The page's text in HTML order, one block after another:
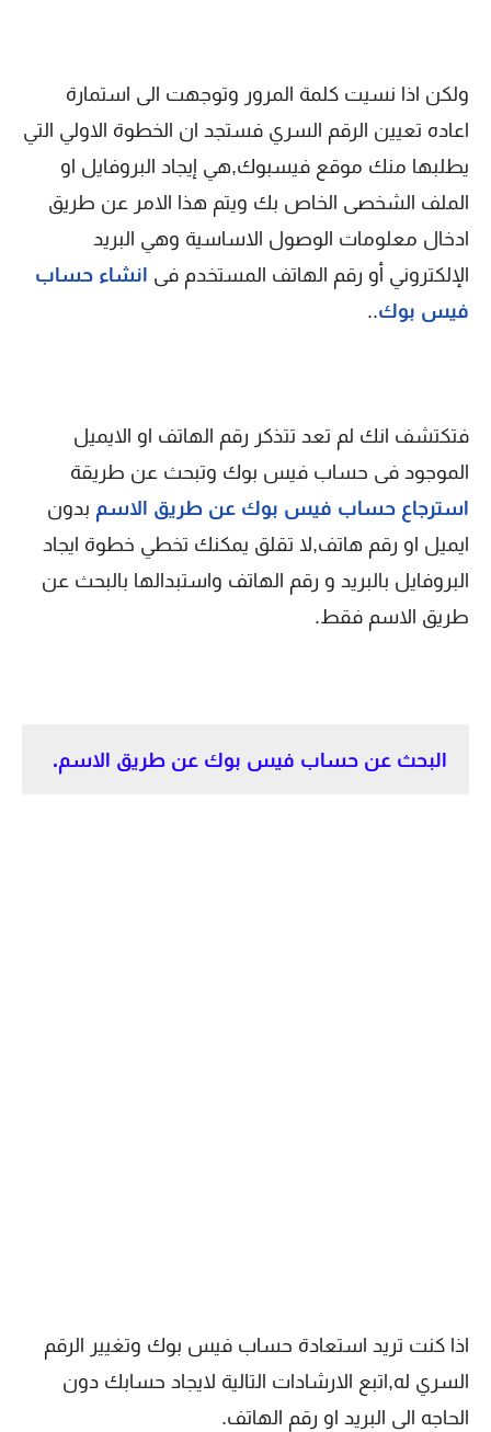
ولكن اذا نسيت كلمة المرور وتوجهت الى استمارة
اعاده تعيين الرقم السري فستجد ان الخطوة الاولي التي
يطلبها منك موقع فيسبوك,هي إيجاد البروفايل او
الملف الشخصى الخاص بك ويتم هذا الامر عن طريق
ادخال معلومات الوصول الاساسية وهي البريد
الإلكتروني أو رقم الهاتف المستخدم فى انشاء حساب
فيس بوك..
فتكتشف انك لم تعد تتذكر رقم الهاتف او الايميل
الموجود فى حساب فيس بوك وتبحث عن طريقة
استرجاع حساب فيس بوك عن طريق الاسم بدون
ايميل او رقم هاتف,لا تقلق يمكنك تخطي خطوة ايجاد
البروفايل بالبريد و رقم الهاتف واستبدالها بالبحث عن
طريق الاسم فقط.
البحث عن حساب فيس بوك عن طريق الاسم.
اذا كنت تريد استعادة حساب فيس بوك وتغيير الرقم
السري له,اتبع الارشادات التالية لايجاد حسابك دون
الحاجه الى البريد او رقم الهاتف.